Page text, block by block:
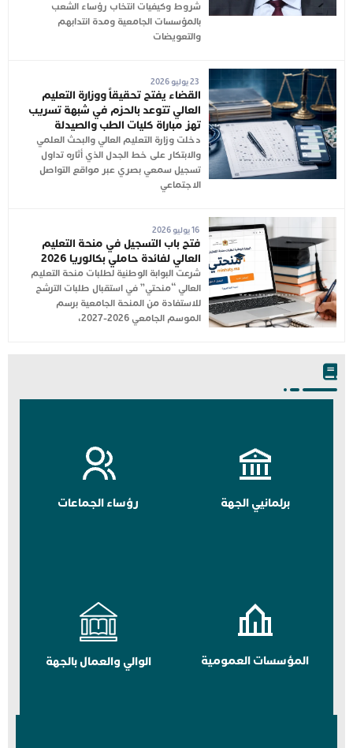
شروط وكيفيات انتخاب رؤساء الشعب
بالمؤسسات الجامعية ومدة انتدابهم
والتعويضات
القضاء يفتح تحقيقاً ووزارة التعليم
العالي تتوعد بالحزم في شبهة تسريب
تهز مباراة كليات الطب والصيدلة
دخلت وزارة التعليم العالي والبحث العلمي
والابتكار على خط الجدل الذي أثاره تداول
تسجيل سمعي بصري عبر مواقع التواصل
الاجتماعي
16 يوليو 2026
فتح باب التسجيل في منحة التعليم
العالي لفائدة حاملي بكالوريا 2026
شرعت البوابة الوطنية لطلبات منحة التعليم
العالي “منحتي” في استقبال طلبات الترشح
للاستفادة من المنحة الجامعية برسم
الموسم الجامعي 2026-2027،
برلمانيي الجهة رؤساء الجماعات
المؤسسات العمومية الوالي والعمال بالجهة